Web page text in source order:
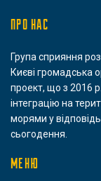
ПРО НАС
Група сприяння
Києві громадська
проект, що з 2016
інтеграцію на
морями у відповідь
сьогодення.
МЕНЮ